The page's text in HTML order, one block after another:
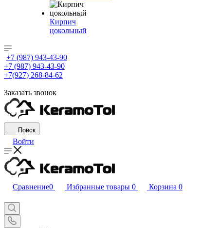
Кирпич
цокольный
+7 (987) 943-43-90
+7 (987) 943-43-90
+7(927) 268-84-62
Заказать звонок
Поиск
Войти
Сравнение0 Избранные товары 0 Корзина 0